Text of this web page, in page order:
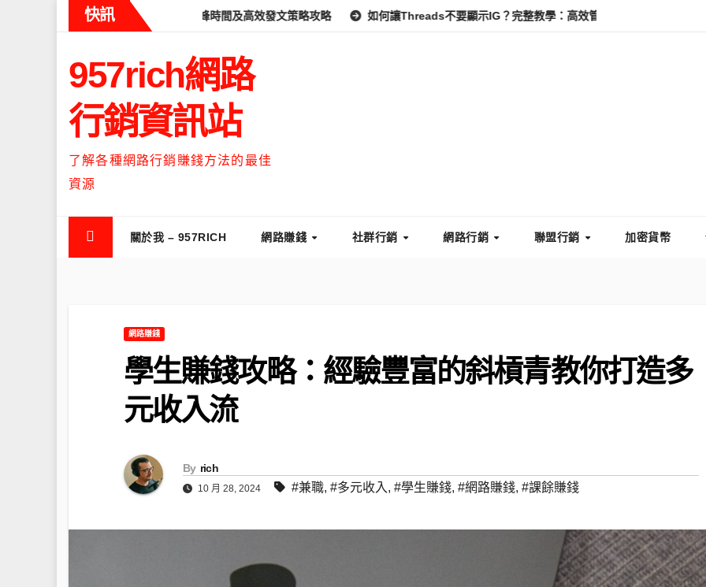
快訊
時候流量最高？流量高峰時間及高效發文策略攻略 如何讓Threads不要顯示IG？完整教學：高效管理你的線上隱私與數據安全
957rich網路
行銷資訊站
了解各種網路行銷賺錢方法的最佳
資源
關於我 – 957RICH 網路賺錢 社群行銷 網路行銷 聯盟行銷 加密貨幣
網路賺錢
學生賺錢攻略：經驗豐富的斜槓青教你打造多
元收入流
By rich
10 月 28, 2024 #兼職, #多元收入 , #學生賺錢, #網路賺錢, #課餘賺錢